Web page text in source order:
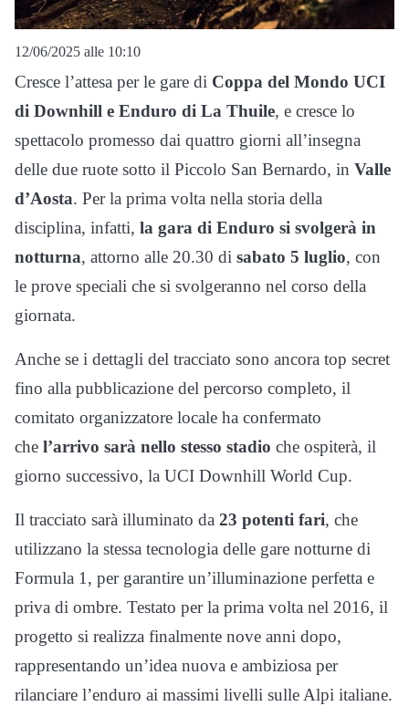
12/06/2025 alle 10:10
Cresce l’attesa per le gare di Coppa del Mondo UCI
di Downhill e Enduro di La Thuile, e cresce lo
spettacolo promesso dai quattro giorni all’insegna
delle due ruote sotto il Piccolo San Bernardo, in Valle
d’Aosta. Per la prima volta nella storia della
disciplina, infatti, la gara di Enduro si svolgerà in
notturna, attorno alle 20.30 di sabato 5 luglio, con
le prove speciali che si svolgeranno nel corso della
giornata.
Anche se i dettagli del tracciato sono ancora top secret
fino alla pubblicazione del percorso completo, il
comitato organizzatore locale ha confermato
che l’arrivo sarà nello stesso stadio che ospiterà, il
giorno successivo, la UCI Downhill World Cup.
Il tracciato sarà illuminato da 23 potenti fari, che
utilizzano la stessa tecnologia delle gare notturne di
Formula 1, per garantire un’illuminazione perfetta e
priva di ombre. Testato per la prima volta nel 2016, il
progetto si realizza finalmente nove anni dopo,
rappresentando un’idea nuova e ambiziosa per
rilanciare l’enduro ai massimi livelli sulle Alpi italiane.